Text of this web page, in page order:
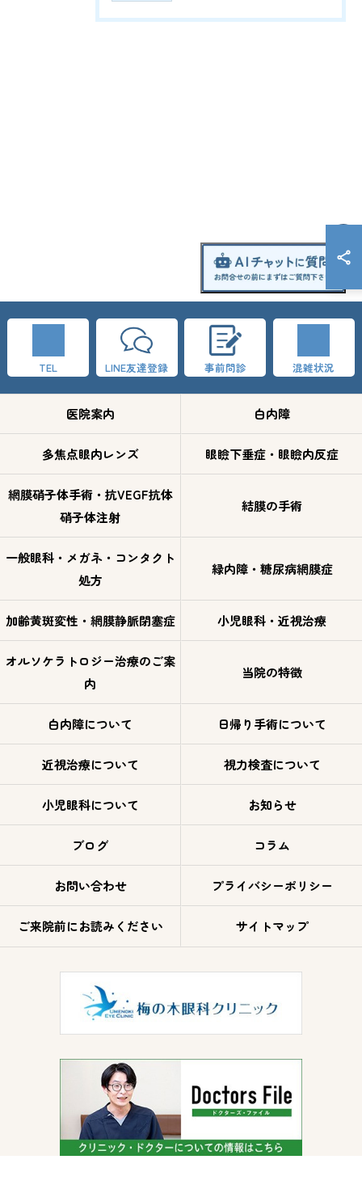
TEL LINE友達登録 事前問診 混雑状況
医院案内 白内障
多焦点眼内レンズ 眼瞼下垂症・眼瞼内反症
網膜硝子体手術・抗VEGF抗体
硝子体注射
結膜の手術
一般眼科・メガネ・コンタクト
処方
緑内障・糖尿病網膜症
加齢黄斑変性・網膜静脈閉塞症 小児眼科・近視治療
オルソケラトロジー治療のご案
内
当院の特徴
白内障について 日帰り手術について
近視治療について 視力検査について
小児眼科について お知らせ
ブログ コラム
お問い合わせ プライバシーポリシー
ご来院前にお読みください サイトマップ